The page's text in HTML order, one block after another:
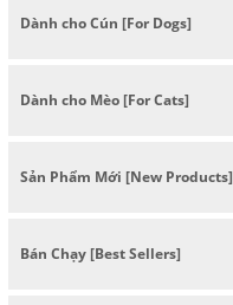
Dành cho Cún [For Dogs]
Dành cho Mèo [For Cats]
Sản Phẩm Mới [New Products]
Bán Chạy [Best Sellers]